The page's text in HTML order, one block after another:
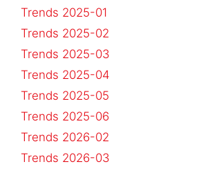
Trends 2025-01
Trends 2025-02
Trends 2025-03
Trends 2025-04
Trends 2025-05
Trends 2025-06
Trends 2026-02
Trends 2026-03